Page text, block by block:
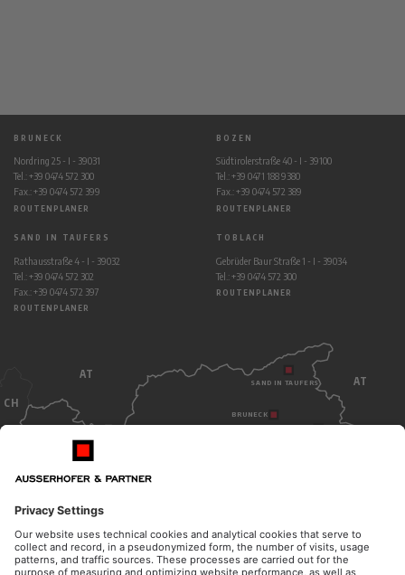
BRUNECK
Nordring 25 - I - 39031
Tel.: +39 0474 572 300
Fax.: +39 0474 572 399
ROUTENPLANER
BOZEN
Südtirolerstraße 40 - I - 39100
Tel.: +39 0471 188 9380
Fax.: +39 0474 572 389
ROUTENPLANER
SAND IN TAUFERS
Rathausstraße 4 - I - 39032
Tel.: +39 0474 572 302
Fax.: +39 0474 572 397
ROUTENPLANER
TOBLACH
Gebrüder Baur Straße 1 - I - 39034
Tel.: +39 0474 572 300
ROUTENPLANER
AT
AT
CH
ITALY
BRUNECK
SAND IN TAUFERS